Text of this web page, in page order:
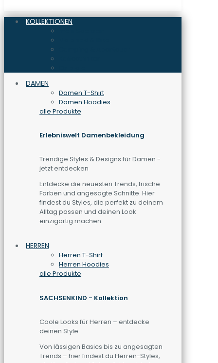
KOLLEKTIONEN
DAMEN
Damen T-Shirt
Damen Hoodies
alle Produkte
Erlebniswelt Damenbekleidung
Trendige Styles & Designs für Damen -
jetzt entdecken
Entdecke die neuesten Trends, frische
Farben und angesagte Schnitte. Hier
findest du Styles, die perfekt zu deinem
Alltag passen und deinen Look
einzigartig machen.
HERREN
Herren T-Shirt
Herren Hoodies
alle Produkte
SACHSENKIND - Kollektion
Coole Looks für Herren – entdecke
deinen Style.
Von lässigen Basics bis zu angesagten
Trends – hier findest du Herren-Styles,